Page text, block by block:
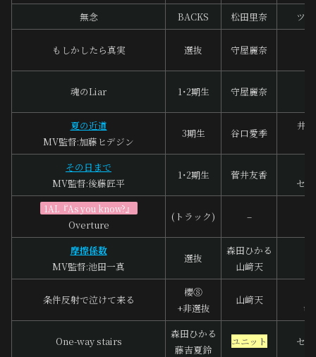
無念 BACKS 松田里奈 ツ
もしかしたら真実 選抜 守屋麗奈
魂のLiar 1･2期生 守屋麗奈
夏の近道
MV監督:加藤ヒデジン
3期生 谷口愛季
井
その日まで
MV監督:後藤匠平
1･2期生 菅井友香
セ
1AL『As you know?』
Overture
(トラック) –
摩擦係数
MV監督:池田一真
選抜
森田ひかる
山﨑天
条件反射で泣けて来る
櫻⑧
+非選抜
山﨑天
One-way stairs
森田ひかる
藤吉夏鈴
ユニット セ